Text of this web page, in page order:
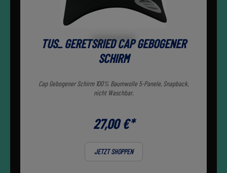
TUS_ GERETSRIED CAP GEBOGENER
SCHIRM
Cap Gebogener Schirm 100% Baumwolle 5-Panele, Snapback,
nicht Waschbar.
27,00 €*
JETZT SHOPPEN